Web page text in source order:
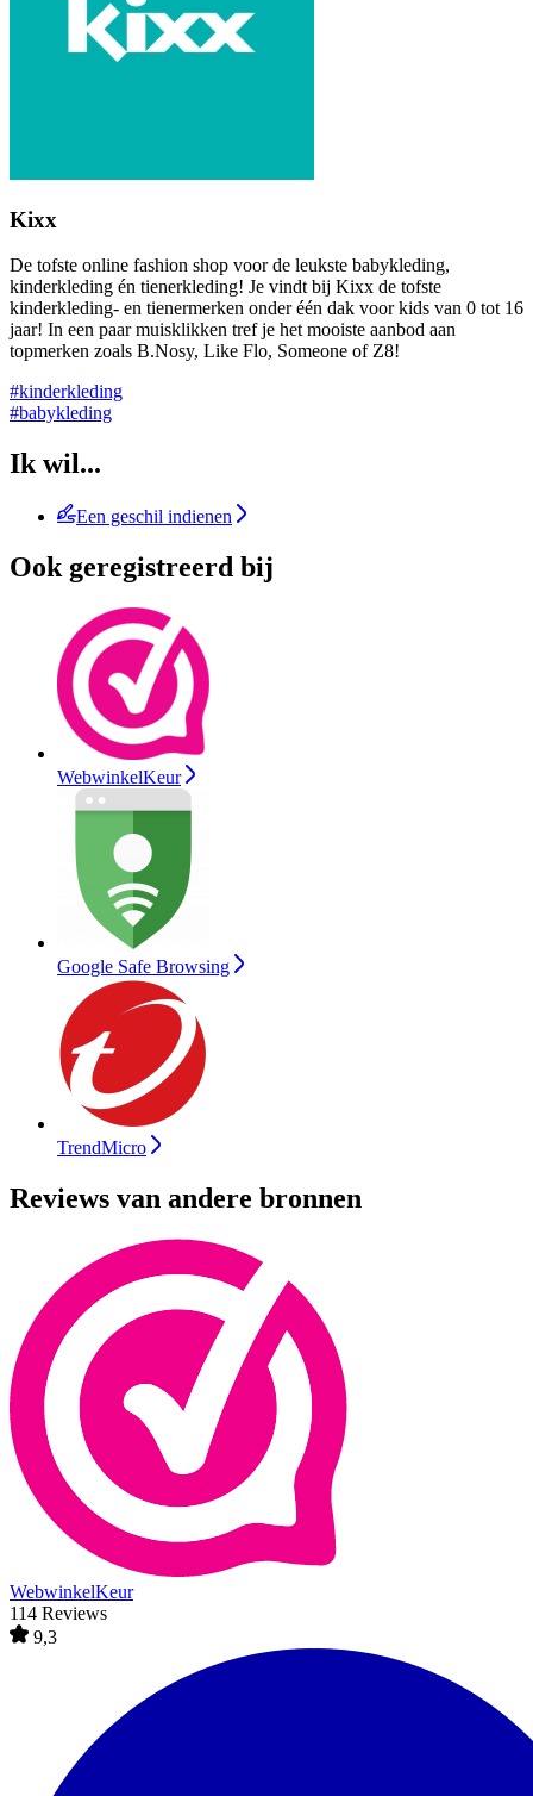
Kixx
De tofste online fashion shop voor de leukste babykleding,
kinderkleding én tienerkleding! Je vindt bij Kixx de tofste
kinderkleding- en tienermerken onder één dak voor kids van 0 tot 16
jaar! In een paar muisklikken tref je het mooiste aanbod aan
topmerken zoals B.Nosy, Like Flo, Someone of Z8!
#kinderkleding
#babykleding
Ik wil...
Een geschil indienen
Ook geregistreerd bij
WebwinkelKeur
Google Safe Browsing
TrendMicro
Reviews van andere bronnen
WebwinkelKeur
114 Reviews
9,3